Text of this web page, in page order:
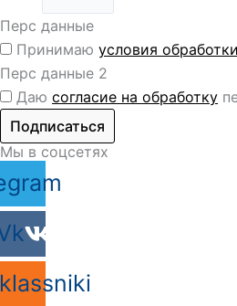
Перс данные
Принимаю условия обработки
Перс данные 2
Даю согласие на обработку
Подписаться
Мы в соцсетях